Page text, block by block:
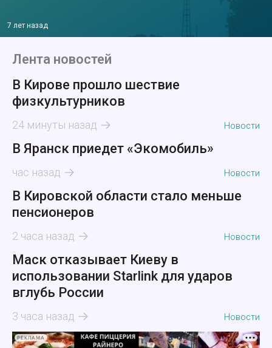
7 лет назад
Лента новостей
В Кирове прошло шествие
физкультурников
24 минуты назад Новости
В Яранск приедет «Экомобиль»
час назад Новости
В Кировской области стало меньше
пенсионеров
2 часа назад Новости
Маск отказывает Киеву в
использовании Starlink для ударов
вглубь России
3 часа назад Новости
РЕКЛАМА